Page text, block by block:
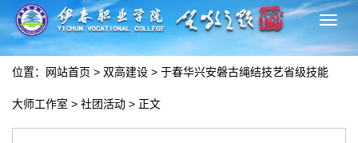
切
换
导
位置： 网站首页 > 双高建设 > 于春华兴安磐古绳结技艺省级技能
大师工作室 > 社团活动 > 正文